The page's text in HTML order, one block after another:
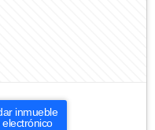
inmueble